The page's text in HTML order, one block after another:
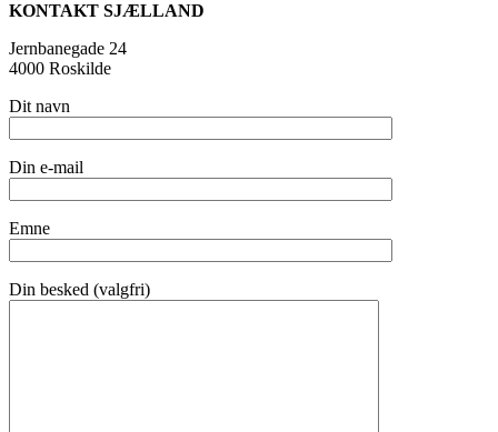
KONTAKT SJÆLLAND
Jernbanegade 24
4000 Roskilde
Dit navn
Din e-mail
Emne
Din besked (valgfri)